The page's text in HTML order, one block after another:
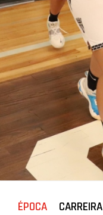
ÉPOCA CARREIRA